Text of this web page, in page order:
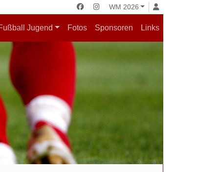
WM 2026
Jugend Fotos Sponsoren Links